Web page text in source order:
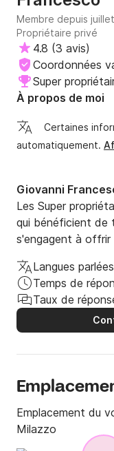
Membre depuis
Propriétaire privé
4.8 (3 avis)
Coordonnées
Super
À propos de moi
Certaines
automatiquement.
Giovanni
Les Super
qui bénéficient de
s'engagent à offrir
Langues
Temps de
Taux de
Emplacement du
Milazzo